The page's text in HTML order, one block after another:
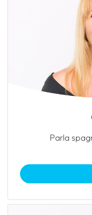
Parla